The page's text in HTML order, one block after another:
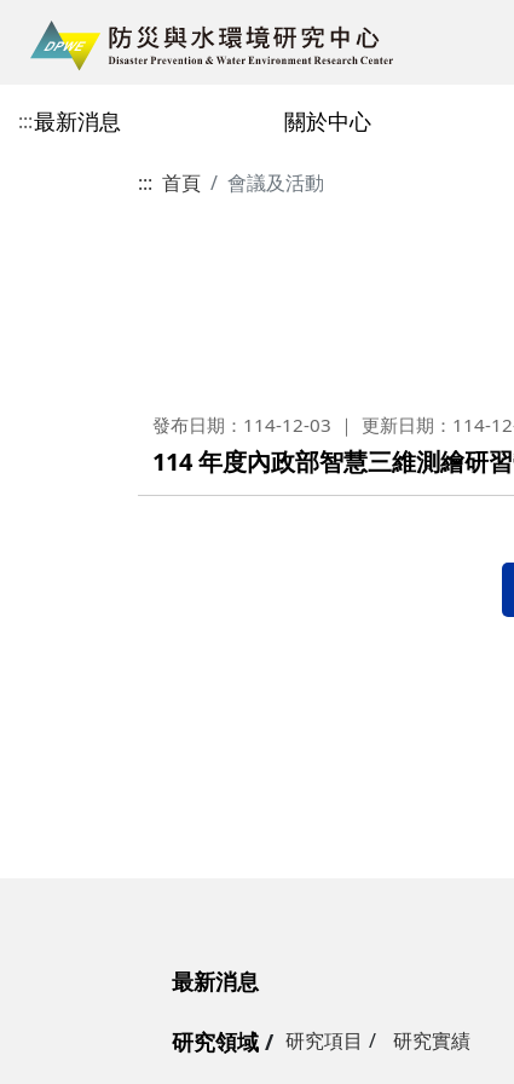
:::最新消息 關於中心
行政人員
主任的話114.10.03
::: 首頁 會議及活動
發布日期：114-12-03 更新日期：114-
114 年度內政部智慧三維測繪研
最新消息
研究領域 研究項目 研究實績